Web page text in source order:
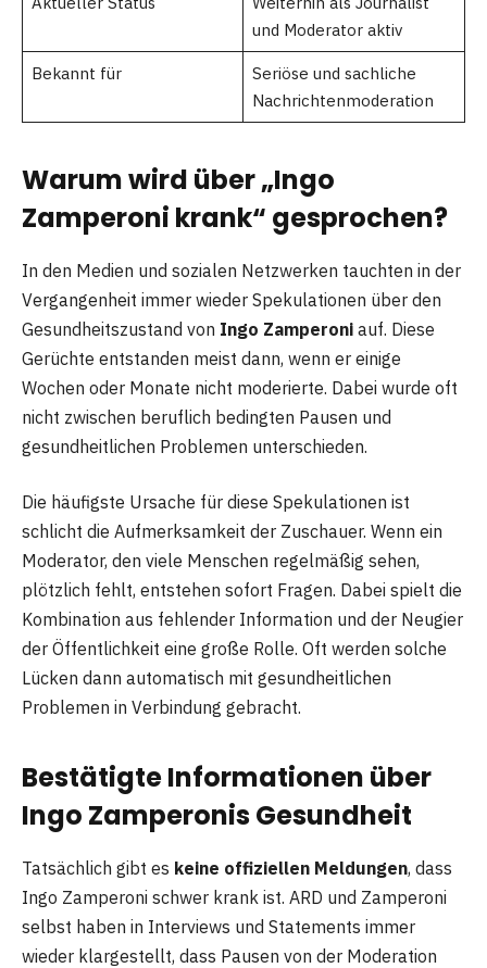
und Moderator aktiv
Bekannt für
Seriöse und sachliche
Nachrichtenmoderation
Warum wird über „Ingo
Zamperoni krank“ gesprochen?
In den Medien und sozialen Netzwerken tauchten in der
Vergangenheit immer wieder Spekulationen über den
Gesundheitszustand von Ingo Zamperoni auf. Diese
Gerüchte entstanden meist dann, wenn er einige
Wochen oder Monate nicht moderierte. Dabei wurde oft
nicht zwischen beruflich bedingten Pausen und
gesundheitlichen Problemen unterschieden.
Die häufigste Ursache für diese Spekulationen ist
schlicht die Aufmerksamkeit der Zuschauer. Wenn ein
Moderator, den viele Menschen regelmäßig sehen,
plötzlich fehlt, entstehen sofort Fragen. Dabei spielt die
Kombination aus fehlender Information und der Neugier
der Öffentlichkeit eine große Rolle. Oft werden solche
Lücken dann automatisch mit gesundheitlichen
Problemen in Verbindung gebracht.
Bestätigte Informationen über
Ingo Zamperonis Gesundheit
Tatsächlich gibt es keine offiziellen Meldungen, dass
Ingo Zamperoni schwer krank ist. ARD und Zamperoni
selbst haben in Interviews und Statements immer
wieder klargestellt, dass Pausen von der Moderation